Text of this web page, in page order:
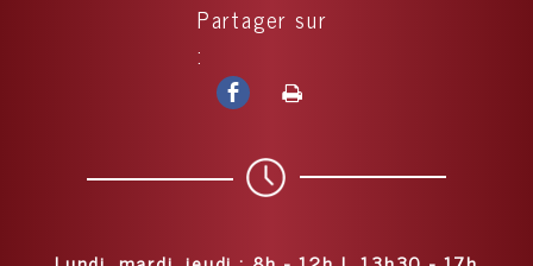
Partager sur
: